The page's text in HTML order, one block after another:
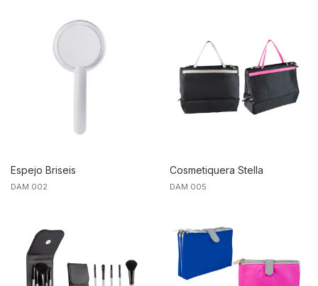
Espejo Briseis
DAM 002
Cosmetiquera Stella
DAM 005